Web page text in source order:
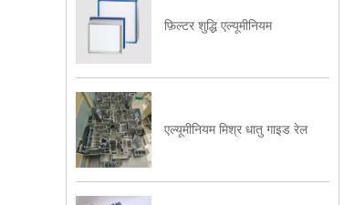
फ़िल्टर शुद्धि एल्यूमीनियम
एल्यूमीनियम मिश्र धातु गाइड रेल